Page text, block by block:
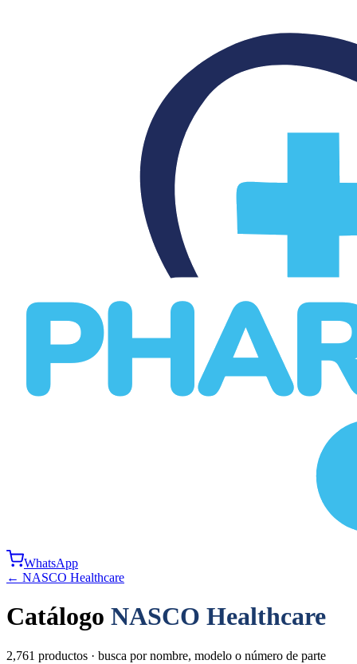
WhatsApp
← NASCO Healthcare
Catálogo NASCO Healthcare
2,761 productos · busca por nombre, modelo o número de parte